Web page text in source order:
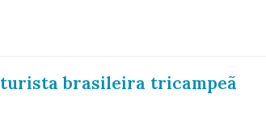
brasileira tricampeã